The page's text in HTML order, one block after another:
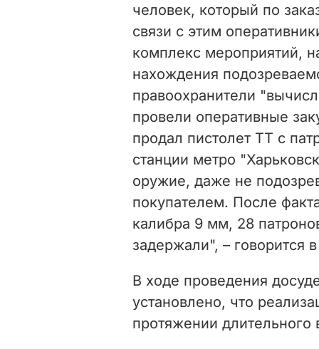
человек, который по
связи с этим
комплекс мероприятий,
нахождения
правоохранители
провели оперативные
продал пистолет ТТ с
станции метро
оружие, даже не
покупателем. После
калибра 9 мм, 28
задержали", – говорится
В ходе проведения
установлено, что
протяжении длительного